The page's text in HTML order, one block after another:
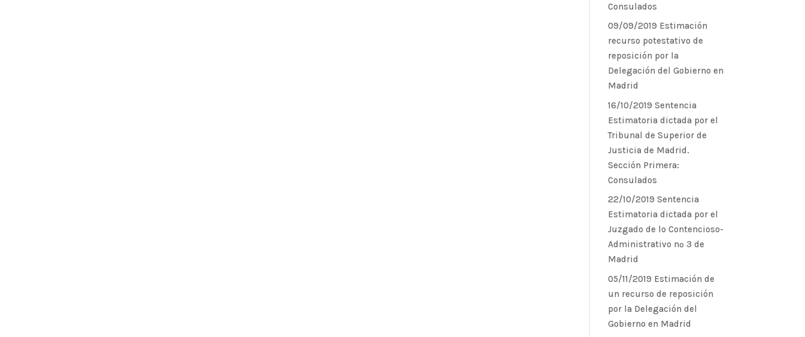
Consulados
09/09/2019 Estimación
recurso potestativo de
reposición por la
Delegación del Gobierno en
Madrid
16/10/2019 Sentencia
Estimatoria dictada por el
Tribunal de Superior de
Justicia de Madrid.
Sección Primera:
Consulados
22/10/2019 Sentencia
Estimatoria dictada por el
Juzgado de lo Contencioso-
Administrativo nº 3 de
Madrid
05/11/2019 Estimación de
un recurso de reposición
por la Delegación del
Gobierno en Madrid